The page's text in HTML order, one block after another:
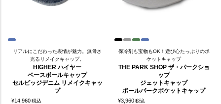
リアルにこだわった表情が魅力。無骨さ
光るリメイクキャップ。
HIGHER ハイヤー
ベースボールキャップ
セルビッジデニム リメイクキャッ
プ
¥14,960税込
保冷剤も宝物もOK！遊び心たっぷりのポ
ケットキャップ
THE PARK SHOP ザ・パークショ
ップ
ジェットキャップ
ボールパークポケットキャップ
¥3,960税込